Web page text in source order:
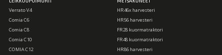
Verrato V4
Comia C6
Comia C8
Comia C10
COMIA C12
HR46x harvesteri
HR56 harvesteri
FR28 kuormatraktori
FR48 kuormatraktori
HR86 harvesteri